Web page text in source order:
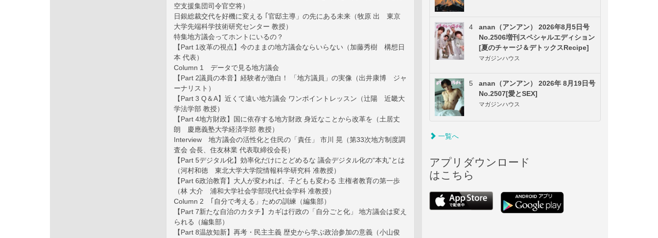
空支援集団司令官空将）
日銀総裁交代を好機に変える ｢官邸主導」の先にある未来（牧原 出 東京
大学先端科学技術研究センター 教授）
特集地方議会ってホントにいるの？
【Part 1改革の視点】今のままの地方議会ならいらない（加藤秀樹 構想日
本 代表）
Column 1 データで見る地方議会
【Part 2議員の本音】経験者が激白！ 「地方議員」の実像（出井康博 ジャ
ーナリスト）
【Part 3 Q＆A】近くて遠い地方議会 ワンポイントレッスン（辻陽 近畿大
学法学部 教授）
【Part 4地方財政】国に依存する地方財政 身近なことから改革を（土居丈
朗 慶應義塾大学経済学部 教授）
Interview 地方議会の活性化と住民の「責任」 市川 晃（第33次地方制度調
査会 会長、住友林業 代表取締役会長）
【Part 5デジタル化】効率化だけにとどめるな 議会デジタル化の“本丸”とは
（河村和徳 東北大学大学院情報科学研究科 准教授）
【Part 6政治教育】大人が変われば、子どもも変わる 主権者教育の第一歩
（林 大介 浦和大学社会学部現代社会学科 准教授）
Column 2 ｢自分で考える」ための訓練（編集部）
【Part 7新たな自治のカタチ】カギは行政の「自分ごと化」 地方議会は変え
られる（編集部）
【Part 8温故知新】再考・民主主義 歴史から学ぶ政治参加の意義（小山俊
4
anan（アンアン） 2026年8月5日号
No.2506増刊スペシャルエディション
[夏のチャージ＆デトックスRecipe]
マガジンハウス
5
anan（アンアン） 2026年 8月19日号
No.2507[愛とSEX]
マガジンハウス
一覧へ
アプリダウンロード
はこちら